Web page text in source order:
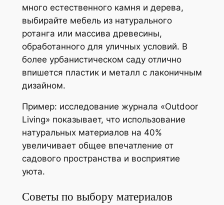
много естественного камня и дерева,
выбирайте мебель из натурального
ротанга или массива древесины,
обработанного для уличных условий. В
более урбанистическом саду отлично
впишется пластик и металл с лаконичным
дизайном.
Пример: исследование журнала «Outdoor
Living» показывает, что использование
натуральных материалов на 40%
увеличивает общее впечатление от
садового пространства и восприятие
уюта.
Советы по выбору материалов